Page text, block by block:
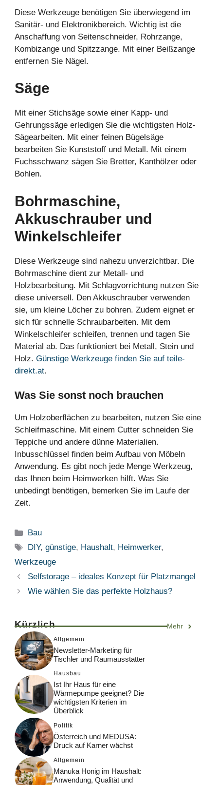
Diese Werkzeuge benötigen Sie überwiegend im
Sanitär- und Elektronikbereich. Wichtig ist die
Anschaffung von Seitenschneider, Rohrzange,
Kombizange und Spitzzange. Mit einer Beißzange
entfernen Sie Nägel.
Säge
Mit einer Stichsäge sowie einer Kapp- und
Gehrungssäge erledigen Sie die wichtigsten Holz-
Sägearbeiten. Mit einer feinen Bügelsäge
bearbeiten Sie Kunststoff und Metall. Mit einem
Fuchsschwanz sägen Sie Bretter, Kanthölzer oder
Bohlen.
Bohrmaschine,
Akkuschrauber und
Winkelschleifer
Diese Werkzeuge sind nahezu unverzichtbar. Die
Bohrmaschine dient zur Metall- und
Holzbearbeitung. Mit Schlagvorrichtung nutzen Sie
diese universell. Den Akkuschrauber verwenden
sie, um kleine Löcher zu bohren. Zudem eignet er
sich für schnelle Schraubarbeiten. Mit dem
Winkelschleifer schleifen, trennen und tagen Sie
Material ab. Das funktioniert bei Metall, Stein und
Holz. Günstige Werkzeuge finden Sie auf teile-
direkt.at.
Was Sie sonst noch brauchen
Um Holzoberflächen zu bearbeiten, nutzen Sie eine
Schleifmaschine. Mit einem Cutter schneiden Sie
Teppiche und andere dünne Materialien.
Inbusschlüssel finden beim Aufbau von Möbeln
Anwendung. Es gibt noch jede Menge Werkzeug,
das Ihnen beim Heimwerken hilft. Was Sie
unbedingt benötigen, bemerken Sie im Laufe der
Zeit.
Kategorien
Bau
Schlagwörter
DIY,günstige, Haushalt, Heimwerker,
Werkzeuge
Selfstorage – ideales Konzept für Platzmangel
Wie wählen Sie das perfekte Holzhaus?
Kürzlich Mehr
Allgemein
Newsletter-Marketing für
Tischler und Raumausstatter
Hausbau
Ist Ihr Haus für eine
Wärmepumpe geeignet? Die
wichtigsten Kriterien im
Überblick
Politik
Österreich und MEDUSA:
Druck auf Karner wächst
Allgemein
Mānuka Honig im Haushalt:
Anwendung, Qualität und